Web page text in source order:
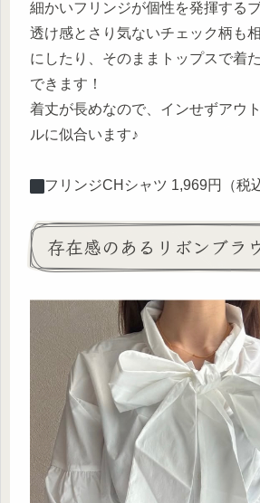
細かいフリンジが個性を発揮する
透け感とさり気ないチェック柄も
にしたり、そのままトップスで着
できます！
着丈が長めなので、インせずアウ
ルに似合います♪
フリンジCHシャツ 1,969円（税
存在感のあるリボンブラ